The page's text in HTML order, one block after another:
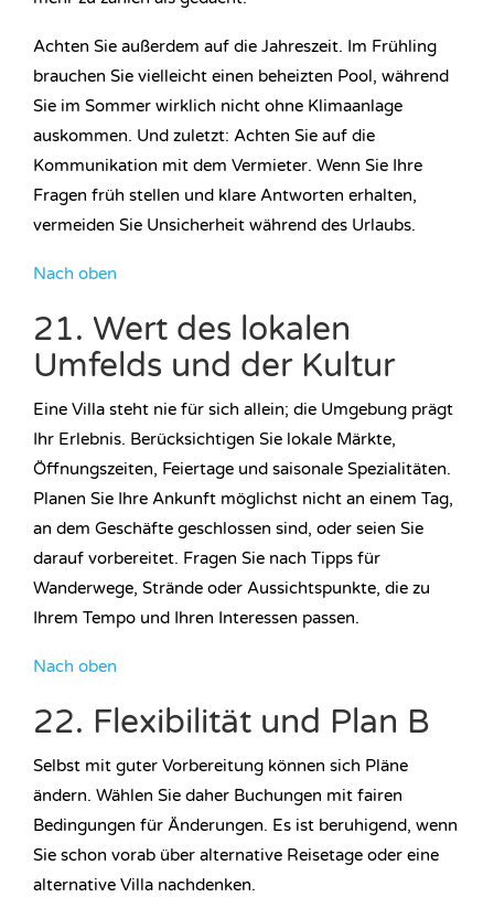
Achten Sie außerdem auf die Jahreszeit. Im Frühling
brauchen Sie vielleicht einen beheizten Pool, während
Sie im Sommer wirklich nicht ohne Klimaanlage
auskommen. Und zuletzt: Achten Sie auf die
Kommunikation mit dem Vermieter. Wenn Sie Ihre
Fragen früh stellen und klare Antworten erhalten,
vermeiden Sie Unsicherheit während des Urlaubs.
Nach oben
21. Wert des lokalen
Umfelds und der Kultur
Eine Villa steht nie für sich allein; die Umgebung prägt
Ihr Erlebnis. Berücksichtigen Sie lokale Märkte,
Öffnungszeiten, Feiertage und saisonale Spezialitäten.
Planen Sie Ihre Ankunft möglichst nicht an einem Tag,
an dem Geschäfte geschlossen sind, oder seien Sie
darauf vorbereitet. Fragen Sie nach Tipps für
Wanderwege, Strände oder Aussichtspunkte, die zu
Ihrem Tempo und Ihren Interessen passen.
Nach oben
22. Flexibilität und Plan B
Selbst mit guter Vorbereitung können sich Pläne
ändern. Wählen Sie daher Buchungen mit fairen
Bedingungen für Änderungen. Es ist beruhigend, wenn
Sie schon vorab über alternative Reisetage oder eine
alternative Villa nachdenken.